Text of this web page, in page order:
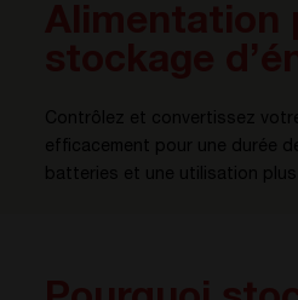
Contrôlez et convertissez
efficacement pour une durée
batteries et une utilisation plus